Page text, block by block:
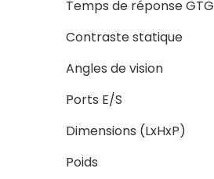
Temps de réponse GTG
Contraste statique
Angles de vision
Ports E/S
Dimensions (LxHxP)
Poids